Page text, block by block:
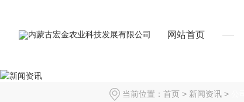
网站首页
当前位置： 首页 > 新闻资讯 >